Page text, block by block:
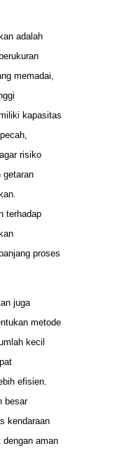
adalah
memadai,
kapasitas
risiko
getaran
terhadap
proses
juga
metode
kecil
efisien.
besar
kendaraan
dengan aman